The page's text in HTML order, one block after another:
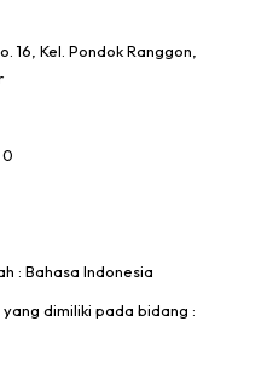
16, Kel. Pondok Ranggon,
0
: Bahasa Indonesia
yang dimiliki pada bidang :